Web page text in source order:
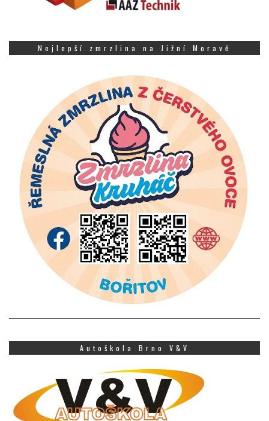
Nejlepší zmrzlina na Jižní Moravě
Autoškola Brno V&V